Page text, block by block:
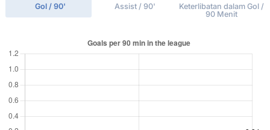
Gol / 90' Assist / 90'
Keterlibatan dalam Gol /
90 Menit